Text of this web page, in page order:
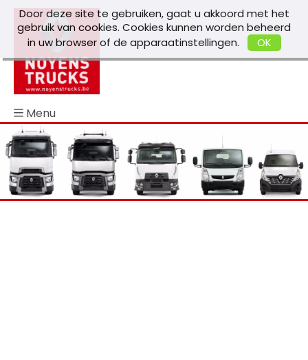
Menu
Door deze site te gebruiken, gaat u akkoord met het
gebruik van cookies. Cookies kunnen worden beheerd
in uw browser of de apparaatinstellingen.
OK